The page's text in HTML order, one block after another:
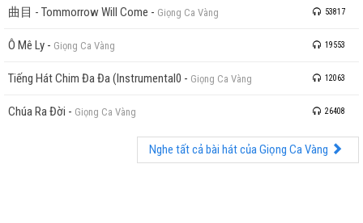
曲目 - Tommorrow Will Come - Giọng Ca Vàng 53817
Ô Mê Ly - Giọng Ca Vàng 19553
Tiếng Hát Chim Đa Đa (Instrumental0 - Giọng Ca Vàng 12063
Chúa Ra Đời - Giọng Ca Vàng 26408
Nghe tất cả bài hát của Giọng Ca Vàng